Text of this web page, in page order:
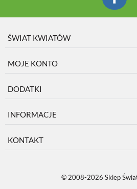
ŚWIAT KWIATÓW
MOJE KONTO
DODATKI
INFORMACJE
KONTAKT
© 2008-2026 Sklep